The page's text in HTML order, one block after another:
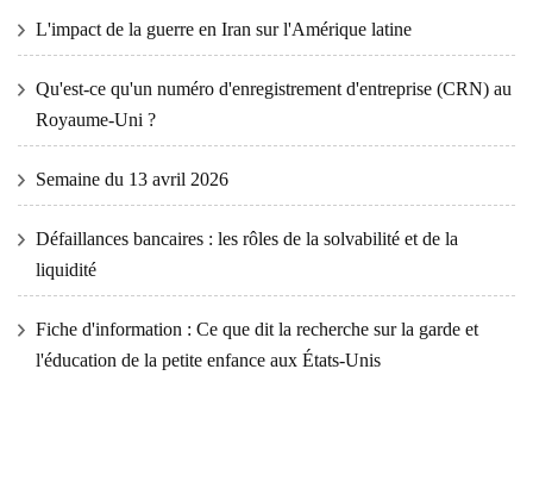
L'impact de la guerre en Iran sur l'Amérique latine
Qu'est-ce qu'un numéro d'enregistrement d'entreprise (CRN) au
Royaume-Uni ?
Semaine du 13 avril 2026
Défaillances bancaires : les rôles de la solvabilité et de la
liquidité
Fiche d'information : Ce que dit la recherche sur la garde et
l'éducation de la petite enfance aux États-Unis